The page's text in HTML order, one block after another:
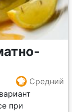
Средний
при